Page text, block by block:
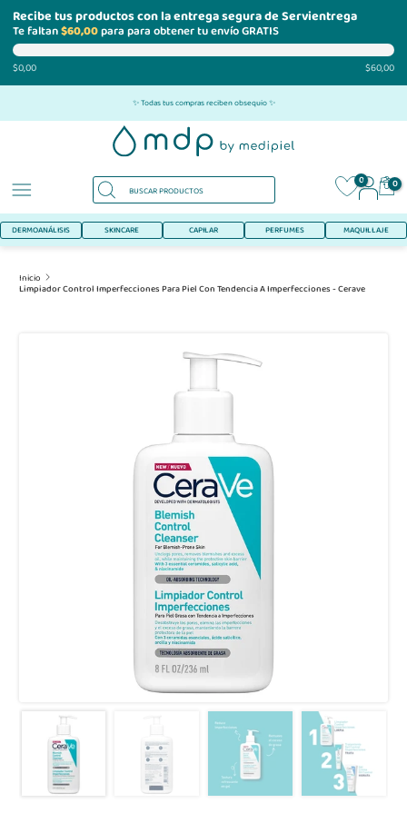
Recibe tus productos con la entrega segura de Servientrega
Te faltan$60,00para para obtener tu envío GRATIS
$0,00 $60,00
al
✨ Todas tus compras reciben obsequio ✨
0 0
DERMOANÁLISIS SKINCARE CAPILAR PERFUMES MAQUILLAJE
Inicio
Limpiador Control Imperfecciones Para Piel Con Tendencia A Imperfecciones - Cerave